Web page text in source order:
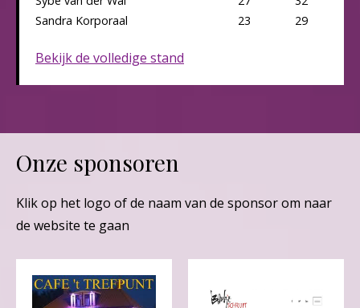
Sandra Korporaal
23 29
Bekijk de volledige stand
Onze sponsoren
Klik op het logo of de naam van de sponsor om naar
de website te gaan